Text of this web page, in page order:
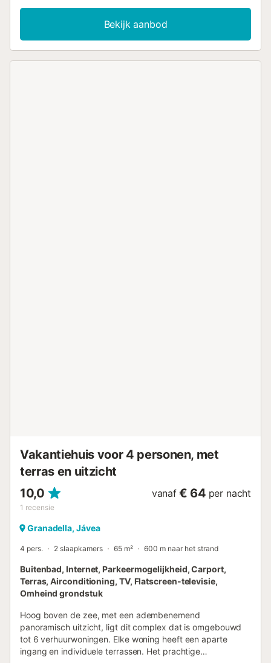
energie op het laagste niveau wordt alleen gebruikt door
deze 6 accommodaties. U heeft ook de mogelijkheid om
uw elektrische auto bij het huis op te laden. In een van
deze huizen woont de huismeester die de gasten ontvangt
Bekijk aanbod
Vakantiehuis voor 4 personen, met
terras en uitzicht
10,0
1 recensie
vanaf € 64 per nacht
Granadella, Jávea
4 pers. 2 slaapkamers 65 m² 600 m naar het strand
Buitenbad, Internet, Parkeermogelijkheid, Carport,
Terras, Airconditioning, TV, Flatscreen-televisie,
Omheind grondstuk
Hoog boven de zee, met een adembenemend
panoramisch uitzicht, ligt dit complex dat is omgebouwd
tot 6 verhuurwoningen. Elke woning heeft een aparte
ingang en individuele terrassen. Het prachtige